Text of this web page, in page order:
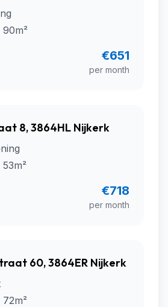
€651
per month
8, 3864HL Nijkerk
€718
per month
60, 3864ER Nijkerk